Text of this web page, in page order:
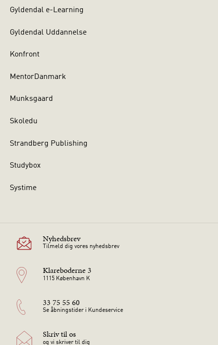
Gyldendal e-Learning
Gyldendal Uddannelse
Konfront
MentorDanmark
Munksgaard
Skoledu
Strandberg Publishing
Studybox
Systime
Nyhedsbrev
Tilmeld dig vores nyhedsbrev
Klareboderne 3
1115 København K
33 75 55 60
Se åbningstider i Kundeservice
Skriv til os
og vi skriver til dig